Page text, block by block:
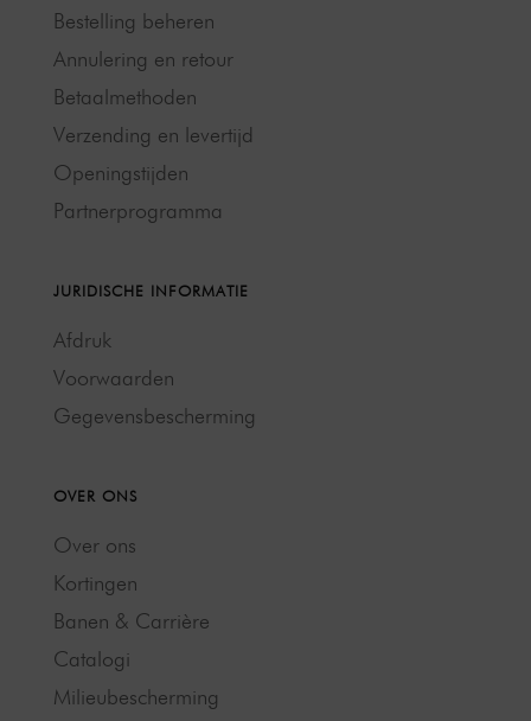
Bestelling beheren
Annulering en retour
Betaalmethoden
Verzending en levertijd
Openingstijden
Partnerprogramma
JURIDISCHE INFORMATIE
Afdruk
Voorwaarden
Gegevensbescherming
OVER ONS
Over ons
Kortingen
Banen & Carrière
Catalogi
Milieubescherming